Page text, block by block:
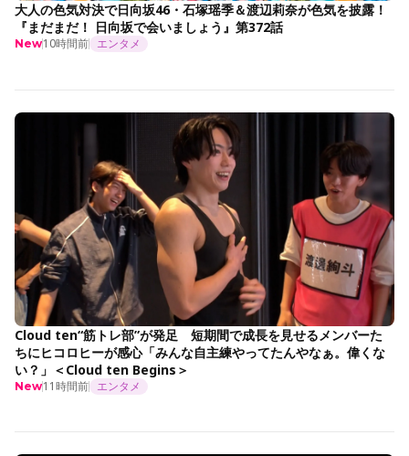
大人の色気対決で日向坂46・石塚瑶季＆渡辺莉奈が色気を披露！
『まだまだ！ 日向坂で会いましょう』第372話
New10時間前 エンタメ
Cloud ten“筋トレ部”が発足 短期間で成長を見せるメンバーた
ちにヒコロヒーが感心「みんな自主練やってたんやなぁ。偉くな
い？」＜Cloud ten Begins＞
New11時間前 エンタメ